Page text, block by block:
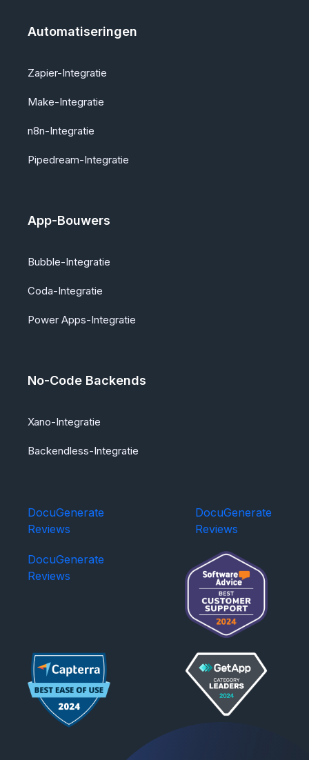
Automatiseringen
Zapier-Integratie
Make-Integratie
n8n-Integratie
Pipedream-Integratie
App-Bouwers
Bubble-Integratie
Coda-Integratie
Power Apps-Integratie
No-Code Backends
Xano-Integratie
Backendless-Integratie
DocuGenerate
Reviews
DocuGenerate
Reviews
DocuGenerate
Reviews